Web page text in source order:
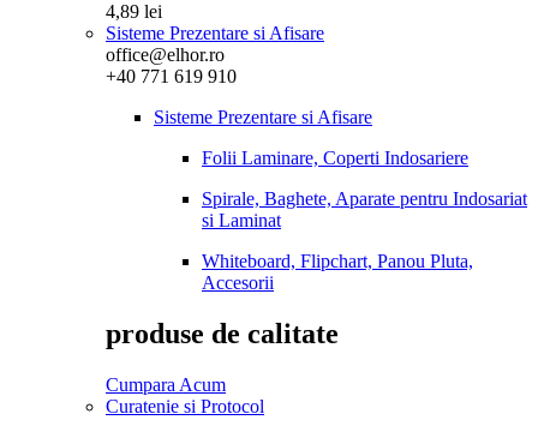
4,89 lei
Sisteme Prezentare si Afisare
office@elhor.ro
+40 771 619 910
Sisteme Prezentare si Afisare
Folii Laminare, Coperti Indosariere
Spirale, Baghete, Aparate pentru Indosariat
si Laminat
Whiteboard, Flipchart, Panou Pluta,
Accesorii
produse de calitate
Cumpara Acum
Curatenie si Protocol